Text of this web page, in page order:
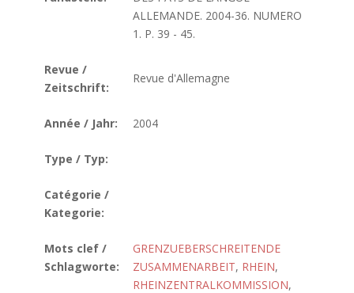
ALLEMANDE. 2004-36. NUMERO
1. P. 39 - 45.
Revue /
Zeitschrift:
Revue d'Allemagne
Année / Jahr: 2004
Type / Typ:
Catégorie /
Kategorie:
Mots clef /
Schlagworte:
GRENZUEBERSCHREITENDE
ZUSAMMENARBEIT, RHEIN,
RHEINZENTRALKOMMISSION,